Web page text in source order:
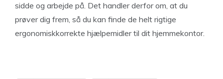
sidde og arbejde på. Det handler derfor om, at du
prøver dig frem, så du kan finde de helt rigtige
ergonomiskkorrekte hjælpemidler til dit hjemmekontor.